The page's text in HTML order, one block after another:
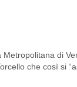
di
che così si